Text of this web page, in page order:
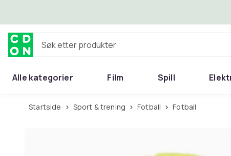
Søk etter produkter
Alle kategorier Film Spill
Startside Sport & trening Fotball Fotball